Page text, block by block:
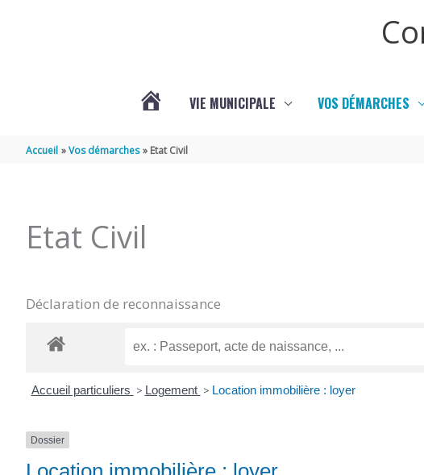
MAZERAY
VIE MUNICIPALE VOS DÉMARCHES
Accueil Vos démarches Etat Civil
Etat Civil
Déclaration de reconnaissance
Accueil particuliers > Logement > Location immobilière : loyer
Dossier